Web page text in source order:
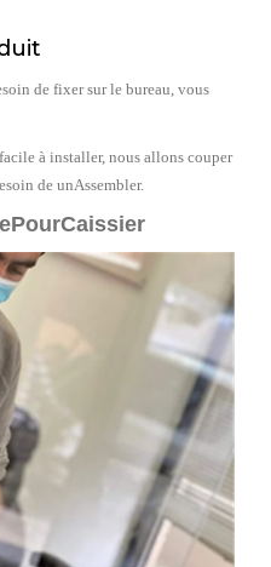
de fixer sur le bureau, vous
à installer, nous allons couper
de unAssembler.